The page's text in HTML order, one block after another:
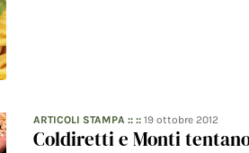
ARTICOLI STAMPA :: ::19 ottobre 2012
Coldiretti e Monti